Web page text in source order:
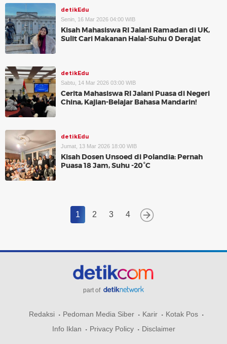
detikEdu
Senin, 16 Mar 2026 04:00 WIB
Kisah Mahasiswa RI Jalani Ramadan di UK,
Sulit Cari Makanan Halal-Suhu 0 Derajat
detikEdu
Sabtu, 14 Mar 2026 03:00 WIB
Cerita Mahasiswa RI Jalani Puasa di Negeri
China, Kajian-Belajar Bahasa Mandarin!
detikEdu
Jumat, 13 Mar 2026 18:00 WIB
Kisah Dosen Unsoed di Polandia: Pernah
Puasa 18 Jam, Suhu -20°C
1 2 3 4
part of
Redaksi Pedoman Media Siber Karir
Kotak Pos
Info Iklan
Privacy Policy Disclaimer